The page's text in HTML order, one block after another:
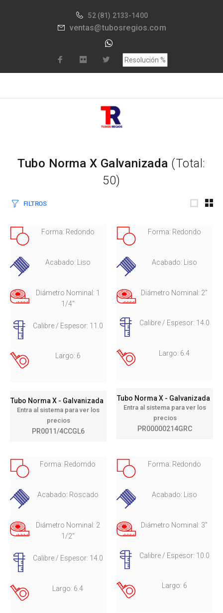
52 (81) 2133-1400
ventas@tubosregios.com
Tubo Norma X Galvanizada (Total:
50)
FILTROS
Forma: Redondo
Acabado: Liso
Diámetro Nominal: 1
1/4"
Calibre / Espesor: 11.0
Largo: 6
Tubo Norma X - Galvanizada
Entra al sistema para ver los
precios
PR0011/4CCGL6
Forma: Redondo
Acabado: Liso
Diámetro Nominal: 2"
Calibre / Espesor: 14.0
Largo: 6.4
Tubo Norma X - Galvanizada
Entra al sistema para ver los
precios
PR00000214GRC
Forma: Redomdo
Acabado: Roscado
Diámetro Nominal: 2
1/2"
Calibre / Espesor: 14.0
Largo: 6.4
Forma: Redondo
Acabado: Liso
Diámetro Nominal: 3"
Calibre / Espesor: 10.0
Largo: 6